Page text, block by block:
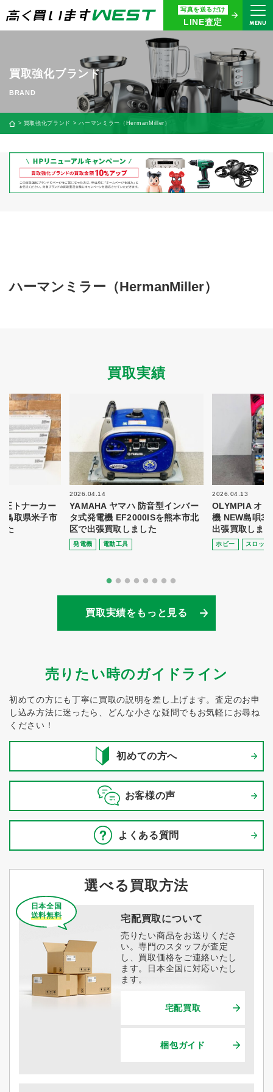
写真を送るだけ
LINE査定 MENU
まずはお気軽にお問い合わせ・
査定をご依頼ください
買取専用ダイヤル
0120-914-094
9:00〜18:30(年中無休)
24時間365日受付
買取に関する質問や相談もすぐにできて便利
簡単操作！LINE査定
新着情報
プライバシーポリシー
規約・同意書
本人確認書類アップロード
梱包
ガイド
法人の
お客様へ
買取強化ブランド
買取強化ブランド ハーマンミラー（HermanMiller）
ハーマンミラー（HermanMiller）
買取実績
トナーカー
鳥取県米子市
た
2026.04.14
YAMAHA ヤマハ 防音型インバー
タ式発電機 EF2000ISを熊本市北
区で出張買取しました
発電機 電動⼯具
2026.04.13
OLYMPIA オ
機 NEW島唄
出張買取しま
ホビー スロット
買取実績をもっと見る
売りたい時のガイドライン
初めての方にも丁寧に買取の説明を差し上げます。査定のお申
し込み方法に迷ったら、どんな小さな疑問でもお気軽にお尋ね
ください！
初めての方へ
お客様の声
よくある質問
選べる買取方法
宅配買取について
日本全国
送料無料
売りたい商品をお送りくださ
い。専門のスタッフが査定
し、買取価格をご連絡いたし
ます。日本全国に対応いたし
ます。
宅配買取
梱包ガイド